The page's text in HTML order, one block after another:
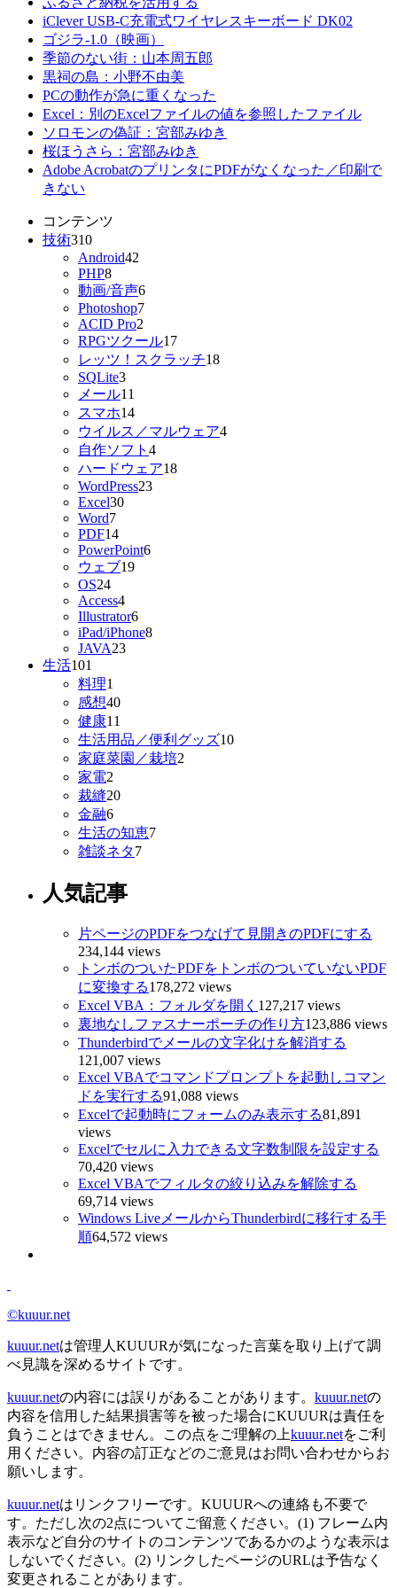
iClever USB-C充電式ワイヤレスキーボード DK02
ゴジラ-1.0（映画）
季節のない街：山本周五郎
黒祠の島：小野不由美
PCの動作が急に重くなった
Excel：別のExcelファイルの値を参照したファイル
ソロモンの偽証：宮部みゆき
桜ほうさら：宮部みゆき
Adobe AcrobatのプリンタにPDFがなくなった／印刷で
きない
コンテンツ
技術310
Android42
PHP8
動画/音声6
Photoshop7
ACID Pro2
RPGツクール17
レッツ！スクラッチ18
SQLite3
メール11
スマホ14
ウイルス／マルウェア4
自作ソフト 4
ハードウェア18
WordPress23
Excel30
Word7
PDF14
PowerPoint6
ウェブ19
OS24
Access4
Illustrator6
iPad/iPhone8
JAVA23
生活101
料理1
感想40
健康11
生活用品／便利グッズ10
家庭菜園／栽培2
家電2
裁縫20
金融6
生活の知恵7
雑談ネタ7
人気記事
片ページのPDFをつなげて見開きのPDFにする
234,144 views
トンボのついたPDFをトンボのついていないPDF
に変換する178,272 views
Excel VBA：フォルダを開く 127,217 views
裏地なしファスナーポーチの作り方123,886 views
Thunderbirdでメールの文字化けを解消する
121,007 views
Excel VBAでコマンドプロンプトを起動しコマン
ドを実行する91,088 views
Excelで起動時にフォームのみ表示する81,891
views
Excelでセルに入力できる文字数制限を設定する
70,420 views
Excel VBAでフィルタの絞り込みを解除する
69,714 views
Windows LiveメールからThunderbirdに移行する手
順64,572 views
©kuuur.net
kuuur.netは管理人KUUURが気になった言葉を取り上げて調
べ見識を深めるサイトです。
kuuur.netの内容には誤りがあることがあります。 kuuur.netの
内容を信用した結果損害等を被った場合にKUUURは責任を
負うことはできません。この点をご理解の上kuuur.netをご利
用ください。内容の訂正などのご意見はお問い合わせからお
願いします。
kuuur.netはリンクフリーです。KUUURへの連絡も不要で
す。ただし次の2点についてご留意ください。(1) フレーム内
表示など自分のサイトのコンテンツであるかのような表示は
しないでください。(2) リンクしたページのURLは予告なく
変更されることがあります。